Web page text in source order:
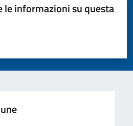
le informazioni su questa
su 5
su 5
5